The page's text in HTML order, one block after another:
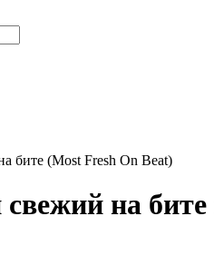
битe (Most Fresh On Beat)
на